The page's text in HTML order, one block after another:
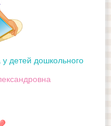
детей дошкольного